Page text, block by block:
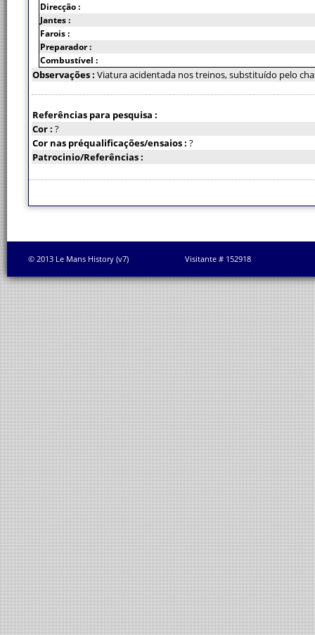
Direcção :
Jantes :
Farois :
Preparador :
Combustível :
Observações : Viatura acidentada nos treinos, substituído pelo
Referências para pesquisa :
Cor : ?
Cor nas préqualificações/ensaios : ?
Patrocinio/Referências :
© 2013 Le Mans History (v7) Visitante # 152918